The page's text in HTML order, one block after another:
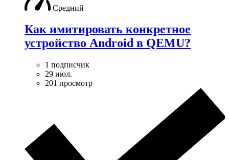
Средний
Как имитировать конкретное
устройство Android в QEMU?
1 подписчик
29 июл.
201 просмотр